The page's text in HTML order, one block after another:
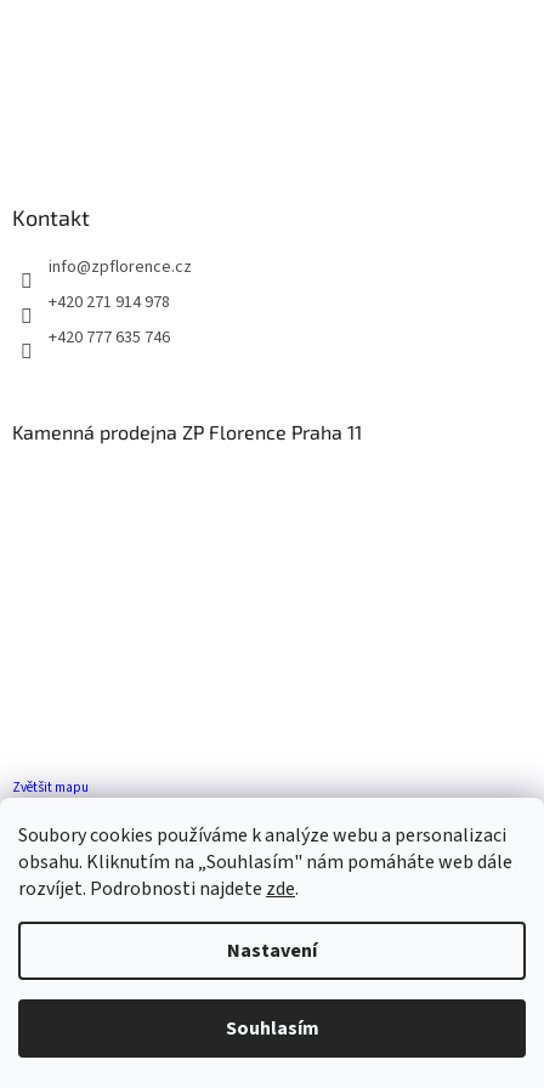
Soubory cookies používáme k analýze webu a personalizaci
obsahu. Kliknutím na „Souhlasím" nám pomáháte web dále
rozvíjet. Podrobnosti najdete zde.
Nastavení
Souhlasím
Kontakt
info@zpflorence.cz
+420 271 914 978
+420 777 635 746
Kamenná prodejna ZP Florence Praha 11
Zvětšit mapu
Vytvořil Shoptet
ZP FLORENCE. Všechna práva vyhrazena.